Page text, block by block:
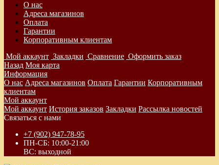
О нас
Адреса магазинов
Оплата
Гарантии
Корпоративным клиентам
Мой аккаунт Закладки Сравнение Оформить заказ
Назад Моя карта
Информация
О нас Адреса магазинов Оплата Гарантии Корпоративным
клиентам
Мой аккаунт
Мой аккаунт История заказов Закладки Рассылка новостей
Связаться с нами
+7 (902) 947-78-95
ПН-СБ: 10:00-21:00
ВС: выходной